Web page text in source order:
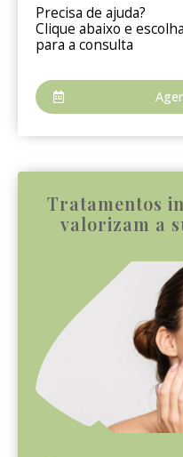
Precisa de ajuda?
Clique abaixo e
para a consulta
Tratamentos
valorizam a